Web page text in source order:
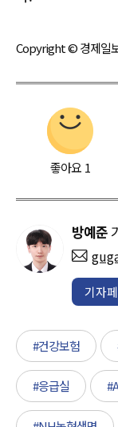
Copyright © 경제일
좋아요 1
방예준
기자
#건강보험
#응급실